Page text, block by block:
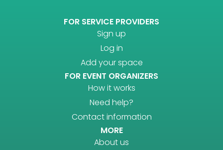
FOR SERVICE PROVIDERS
Sign up
Log in
Add your space
FOR EVENT ORGANIZERS
How it works
Need help?
Contact information
MORE
About us